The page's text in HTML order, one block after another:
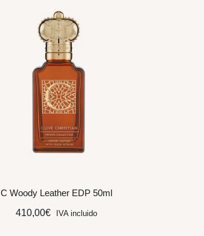
C Woody Leather EDP 50ml
410,00€ IVA incluido